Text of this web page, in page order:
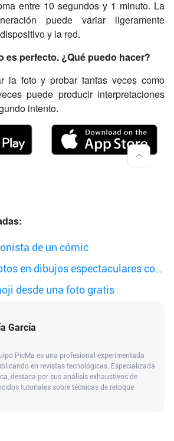
entre 10 segundos y 1 minuto. La
puede variar ligeramente
y la red.
es perfecto. ¿Qué puedo hacer?
la foto y probar tantas veces como
puede producir interpretaciones
intento.
de un cómic
en dibujos espectaculares con
desde una foto gratis
García
PicMa es una profesional experimentada
en revistas tecnológicas. Especializada
destaca por sus análisis exhaustivos de
tutoriales sobre técnicas de retoque